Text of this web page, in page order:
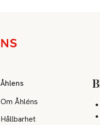
Åhlens
Om Åhléns
Hållbarhet